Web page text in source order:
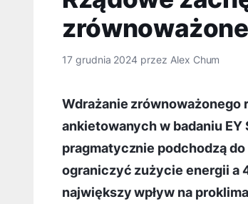
17 grudnia 2024 przez Alex Chum
Wdrażanie zrównoważonego
ankietowanych w badaniu EY
pragmatycznie podchodzą
ograniczyć zużycie energii a
największy wpływ na